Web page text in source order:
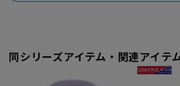
同シリーズアイテム・関連アイテ